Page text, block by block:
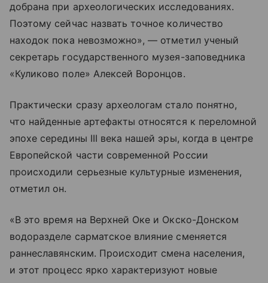
добрана при археологических исследованиях.
Поэтому сейчас назвать точное количество
находок пока невозможно», — отметил ученый
секретарь государственного музея-заповедника
«Куликово поле» Алексей Воронцов.
Практически сразу археологам стало понятно,
что найденные артефакты относятся к переломной
эпохе середины III века нашей эры, когда в центре
Европейской части современной России
происходили серьезные культурные изменения,
отметил он.
«В это время на Верхней Оке и Окско-Донском
водоразделе сарматское влияние сменяется
раннеславянским. Происходит смена населения,
и этот процесс ярко характеризуют новые